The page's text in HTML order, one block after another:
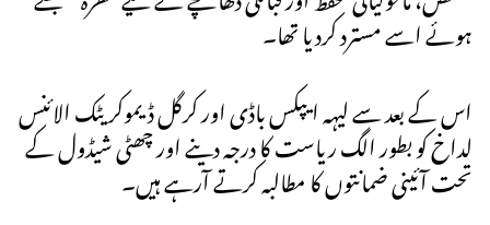
ہوئے اسے مسترد کردیا تھا۔
اس کے بعد سے لیہہ ایپکس باڈی اور کرگل ڈیموکریٹک الائنس
لداخ کو بطور الگ ریاست کا درجہ دینے اور چھٹی شیڈول کے
تحت آئینی ضمانتوں کا مطالبہ کرتے آرہے ہیں۔